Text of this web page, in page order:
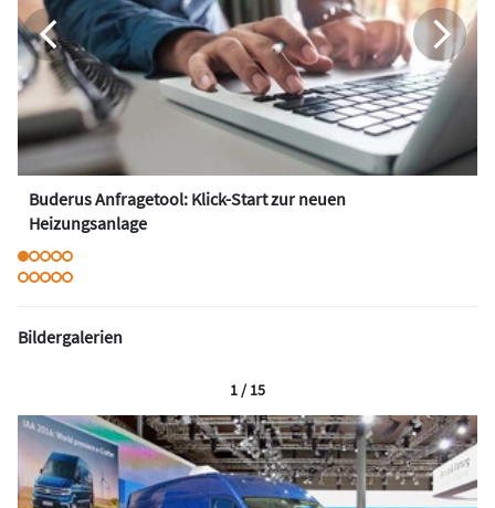
Buderus Anfragetool: Klick-Start zur neuen
Heizungsanlage
Bildergalerien
1 / 15